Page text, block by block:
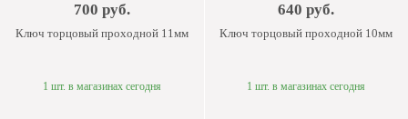
700 руб.
Ключ торцовый проходной 11мм
1 шт. в магазинах сегодня
640 руб.
Ключ торцовый проходной 10мм
1 шт. в магазинах сегодня